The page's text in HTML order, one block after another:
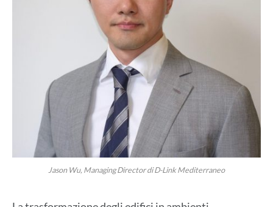
Jason Wu, Managing Director di D-Link Mediterraneo